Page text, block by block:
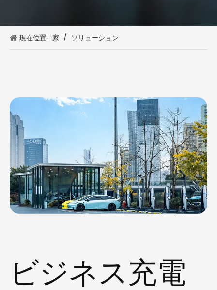
現在位置: 家 / ソリューション
ビジネス充電